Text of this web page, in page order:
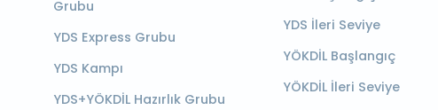
Grubu
YDS Express Grubu
YDS Kampı
YDS+YÖKDİL Hazırlık Grubu
YDS İleri Seviye
YÖKDİL Başlangıç
YÖKDİL İleri Seviye